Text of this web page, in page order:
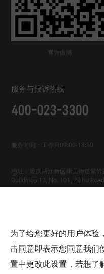
官方微博
服务与投诉热线
400-023-3300
服务时间：工作日09:00-18:30
地址：重庆两江新区康美街道紫
Buildings 13, No. 101, Zizhu
网站地图 工业AI智能体
版权所有广域铭岛数字科技有限
为了给您更好的用户体验
击同意即表示您同意我们
置中更改此设置，若想了